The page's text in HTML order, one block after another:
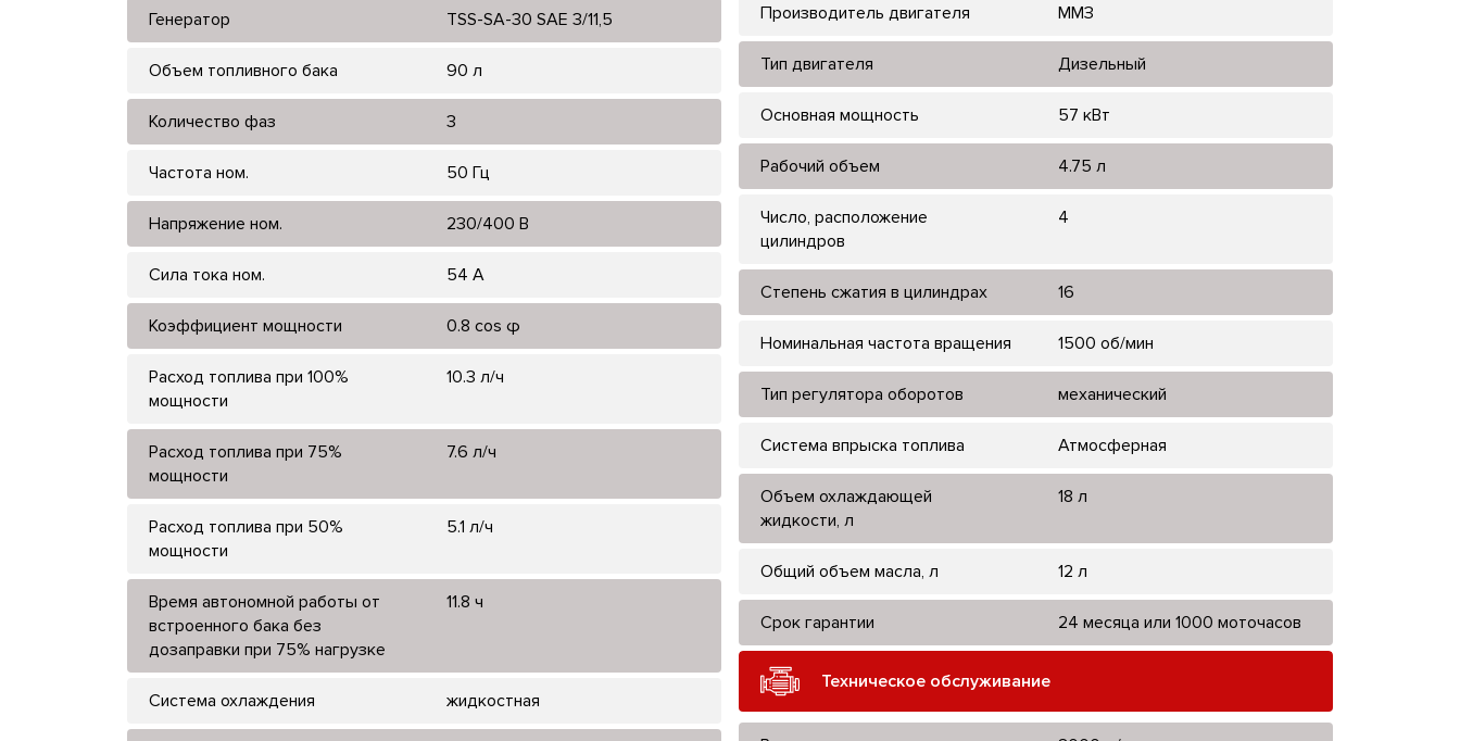
Генератор TSS-SA-30 SAE 3/11,5
Объем топливного бака 90 л
Количество фаз 3
Частота ном. 50 Гц
Напряжение ном. 230/400 В
Сила тока ном. 54 А
Коэффициент мощности 0.8 cos φ
Расход топлива при 100%
мощности
10.3 л/ч
Расход топлива при 75%
мощности
7.6 л/ч
Расход топлива при 50%
мощности
5.1 л/ч
Время автономной работы от
встроенного бака без
дозаправки при 75% нагрузке
11.8 ч
Система охлаждения жидкостная
Производитель двигателя ММЗ
Тип двигателя Дизельный
Основная мощность 57 кВт
Рабочий объем 4.75 л
Число, расположение
цилиндров
4
Степень сжатия в цилиндрах 16
Номинальная частота вращения 1500 об/мин
Тип регулятора оборотов механический
Система впрыска топлива Атмосферная
Объем охлаждающей
жидкости, л
18 л
Общий объем масла, л 12 л
Срок гарантии 24 месяца или 1000 моточасов
Техническое обслуживание